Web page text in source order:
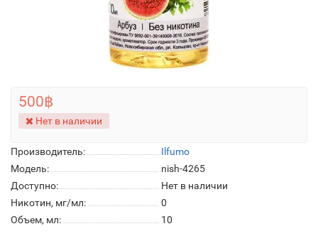
Производитель:
Ilfumo
Модель:
nish-4265
Доступно:
Нет в наличии
Никотин, мг/мл:
0
Объем, мл:
10
500฿
Нет в наличии